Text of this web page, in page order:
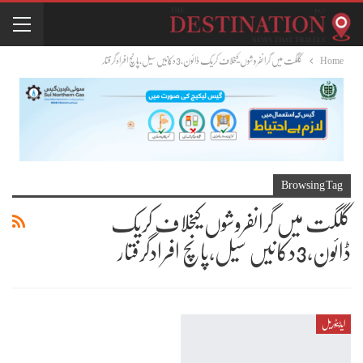
Home گلگت میں گرانفروشوں کیخلاف کریک ڈائون،3دکانیں سیل،پانچ افرادگرفتار
Browsing Tag
گلگت میں گرانفروشوں کیخلاف کریک
ڈائون،3دکانیں سیل،پانچ افرادگرفتار
ایڈیٹوریل